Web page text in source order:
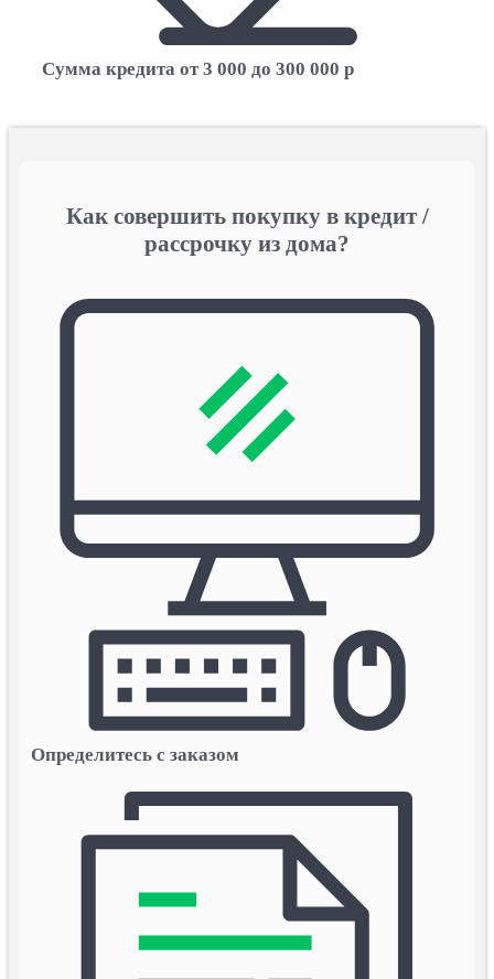
Сумма кредита от 3 000 до 300 000 р
Как совершить покупку в кредит /
рассрочку из дома?
Определитесь с заказом